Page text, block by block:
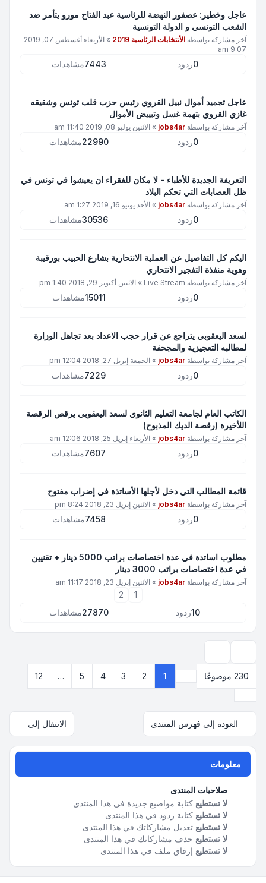
عاجل وخطير: عصفور النهضة للرئاسية عبد الفتاح مورو يتأمر ضد
الشعب التونسي و الدولة التونسية
آخر مشاركة بواسطة الأنتخابات الرئاسية 2019 »
الأربعاء أغسطس 07, 2019
9:07 am
0ردود 7443مشاهدات
عاجل تجميد أموال نبيل القروي رئيس حزب قلب تونس وشقيقه
غازي القروي بتهمة غسل وتبييض الأموال
آخر مشاركة بواسطة jobs4ar
» الاثنين يوليو 08, 2019 11:40 am
0ردود 22990مشاهدات
التعريفة الجديدة للأطباء - لا مكان للفقراء ان يعيشوا في تونس في
ظل العصابات التي تحكم البلاد
آخر مشاركة بواسطة jobs4ar
» الأحد يونيو 16, 2019 1:27 am
0ردود 30536مشاهدات
اليكم كل التفاصيل عن العملية الانتحارية بشارع الحبيب بورقيبة
وهوية منفذة التفجير الانتحاري
آخر مشاركة بواسطة Live Stream
» الاثنين أكتوبر 29, 2018 1:40 pm
0ردود 15011مشاهدات
لسعد اليعقوبي يتراجع عن قرار حجب الاعداد بعد تجاهل الوزارة
لمطالبه التعجيزية والمجحفة
آخر مشاركة بواسطة jobs4ar
» الجمعة إبريل 27, 2018 12:04 pm
0ردود 7229مشاهدات
الكاتب العام لجامعة التعليم الثانوي لسعد اليعقوبي يرقص الرقصة
اللأخيرة (رقصة الديك المذبوح)
آخر مشاركة بواسطة jobs4ar
» الأربعاء إبريل 25, 2018 12:06 am
0ردود 7607مشاهدات
قائمة المطالب التي دخل لأجلها الأساتذة في إضراب مفتوح
آخر مشاركة بواسطة jobs4ar
» الاثنين إبريل 23, 2018 8:24 pm
0ردود 7458مشاهدات
مطلوب اساتدة في عدة اختصاصات براتب 5000 دينار + تقنيين
في عدة اختصاصات براتب 3000 دينار
آخر مشاركة بواسطة jobs4ar
» الاثنين إبريل 23, 2018 11:17 am
1
2
10ردود 27870مشاهدات
230 موضوعًا
صفحة1
12 1
2
3
4
5
…
12
العودة إلى فهرس المنتدى الانتقال إلى
معلومات
صلاحيات المنتدى
لا تستطيع كتابة مواضيع جديدة في هذا المنتدى
لا تستطيع كتابة ردود في هذا المنتدى
لا تستطيع تعديل مشاركاتك في هذا المنتدى
لا تستطيع حذف مشاركاتك في هذا المنتدى
لا تستطيع إرفاق ملف في هذا المنتدى